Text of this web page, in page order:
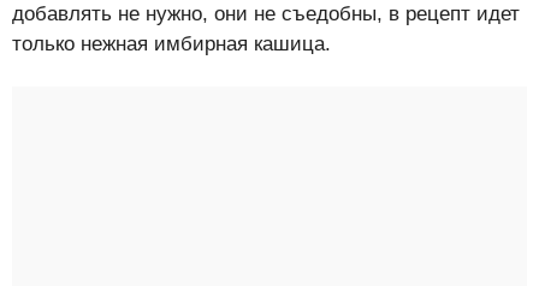
добавлять не нужно, они не съедобны, в рецепт идет
только нежная имбирная кашица.